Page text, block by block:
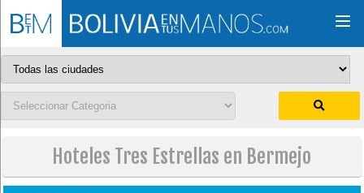
Hoteles Tres Estrellas en Bermejo